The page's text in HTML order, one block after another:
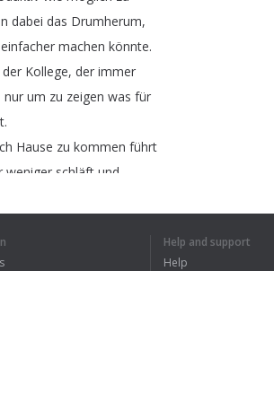
dabei das Drumherum,
einfacher machen könnte.
der Kollege, der immer
nur um zu zeigen was für
.
Hause zu kommen führt
weniger schläft und
er kaum noch neue und
Help and support
Help